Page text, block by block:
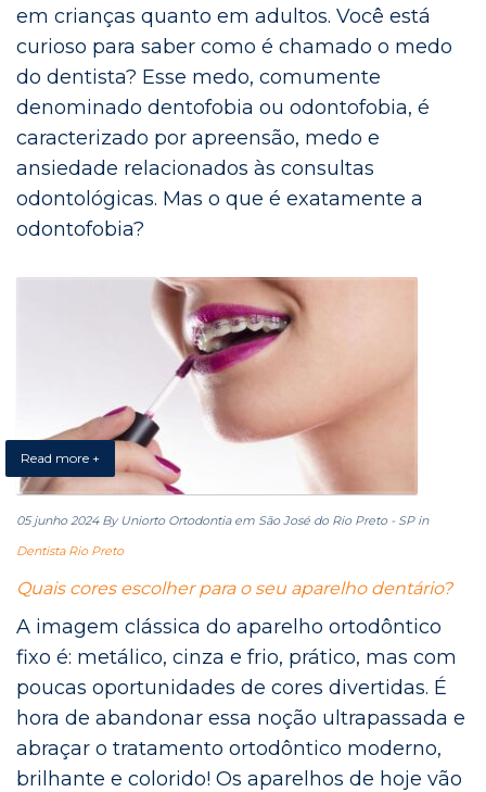
em crianças quanto em adultos. Você está
curioso para saber como é chamado o medo
do dentista? Esse medo, comumente
denominado dentofobia ou odontofobia, é
caracterizado por apreensão, medo e
ansiedade relacionados às consultas
odontológicas. Mas o que é exatamente a
odontofobia?
Read more +
05 junho 2024 By Uniorto Ortodontia em São José do Rio Preto - SP in
Dentista Rio Preto
Quais cores escolher para o seu aparelho dentário?
A imagem clássica do aparelho ortodôntico
fixo é: metálico, cinza e frio, prático, mas com
poucas oportunidades de cores divertidas. É
hora de abandonar essa noção ultrapassada e
abraçar o tratamento ortodôntico moderno,
brilhante e colorido! Os aparelhos de hoje vão